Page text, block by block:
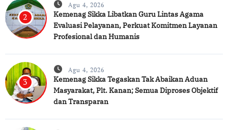
2
Agu 4, 2026
Kemenag Sikka Libatkan Guru Lintas Agama
Evaluasi Pelayanan, Perkuat Komitmen Layanan
Profesional dan Humanis
3
Agu 4, 2026
Kemenag Sikka Tegaskan Tak Abaikan Aduan
Masyarakat, Plt. Kanan; Semua Diproses Objektif
dan Transparan